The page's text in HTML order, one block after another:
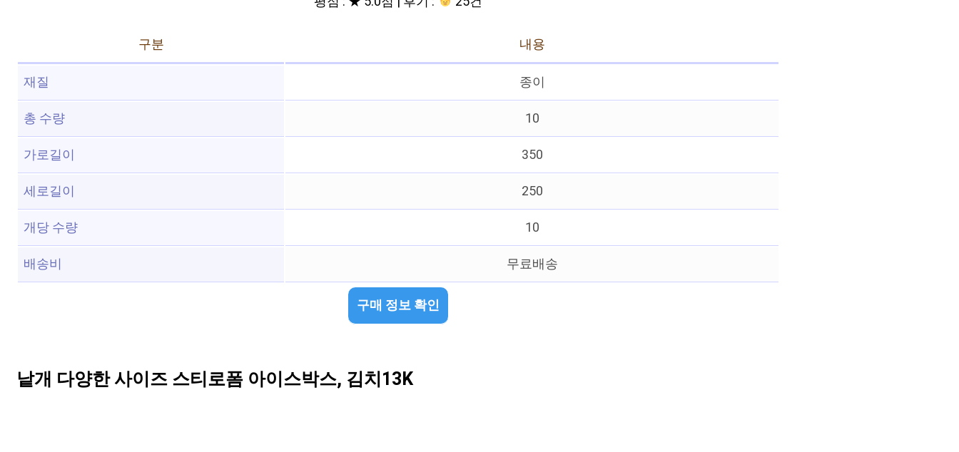
구분
내용
재질
종이
총 수량
10
가로길이
350
세로길이
250
개당 수량
10
배송비
무료배송
구매 정보 확인
낱개 다양한 사이즈 스티로폼 아이스박스, 김치13K